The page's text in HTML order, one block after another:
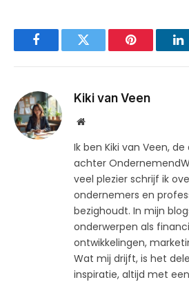
FacebookTwitter Pinterest
Kiki van Veen
Website
Ik ben Kiki van Veen,
achter
veel plezier schrijf ik
ondernemers en
bezighoudt. In mijn
onderwerpen als
ontwikkelingen,
Wat mij drijft, is het
inspiratie, altijd met